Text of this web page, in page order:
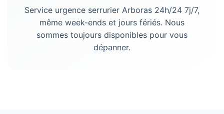
Service urgence serrurier Arboras 24h/24 7j/7,
même week-ends et jours fériés. Nous
sommes toujours disponibles pour vous
dépanner.